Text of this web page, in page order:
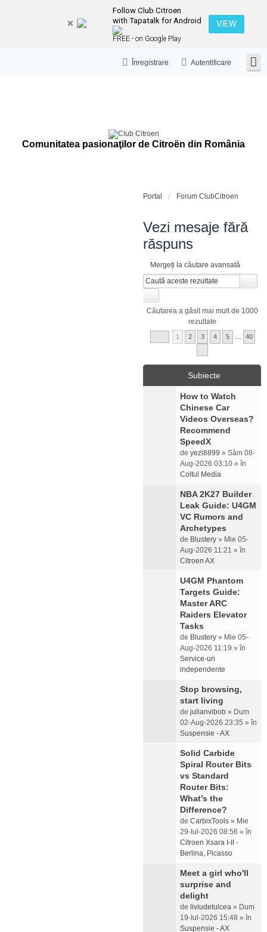
Follow Club Citroen
with Tapatalk for Android
FREE - on Google Play
VIEW
Autentificare
Înregistrare
Comunitatea pasionaţilor de Citroën din România
Portal Forum ClubCitroen
Vezi mesaje fără
răspuns
Mergeți la căutare avansată
Căutarea a găsit mai mult de 1000
rezultate
1 2 3 4 5 40
Subiecte
How to Watch
Chinese Car
Videos Overseas?
Recommend
SpeedX
de yezi8899 » Sâm 08-
Aug-2026 03:10 » în
Coltul Media
NBA 2K27 Builder
Leak Guide: U4GM
VC Rumors and
Archetypes
de Blustery » Mie 05-
Aug-2026 11:21 » în
Citroen AX
U4GM Phantom
Targets Guide:
Master ARC
Raiders Elevator
Tasks
de Blustery » Mie 05-
Aug-2026 11:19 » în
Service-uri
independente
Stop browsing,
start living
de julianvibob » Dum
02-Aug-2026 23:35 » în
Suspensie - AX
Solid Carbide
Spiral Router Bits
vs Standard
Router Bits:
What’s the
Difference?
de CarbixTools » Mie
29-Iul-2026 08:56 » în
Citroen Xsara I-II -
Berlina, Picasso
Meet a girl who'll
surprise and
delight
de liviudetulcea » Dum
19-Iul-2026 15:48 » în
Suspensie - AX